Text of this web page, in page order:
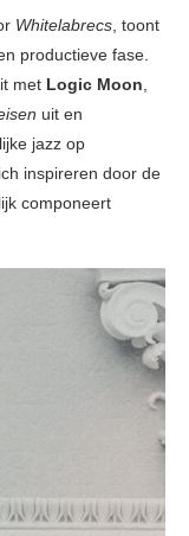
Whitelabrecs, toont
productieve fase.
met Logic Moon,
uit en
jazz op
inspireren door de
componeert